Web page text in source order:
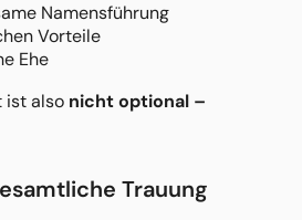
Namensführung
Vorteile
Ehe
ist also nicht optional –
Trauung